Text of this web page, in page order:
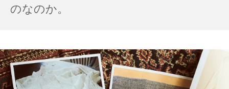
のなのか。